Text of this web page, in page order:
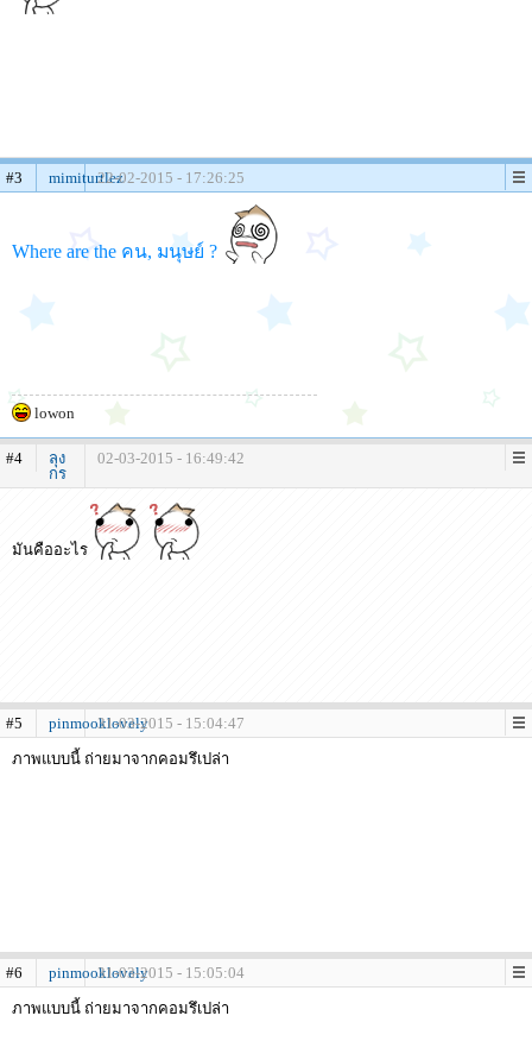
#3 mimiturtlez22-02-2015 - 17:26:25
Where are the คน, มนุษย์ ?
lowon
#4
ลุง
กร
02-03-2015 - 16:49:42
มันคืออะไร
#5 pinmooklovely31-03-2015 - 15:04:47
ภาพแบบนี้ ถ่ายมาจากคอมรึเปล่า
#6 pinmooklovely31-03-2015 - 15:05:04
ภาพแบบนี้ ถ่ายมาจากคอมรึเปล่า